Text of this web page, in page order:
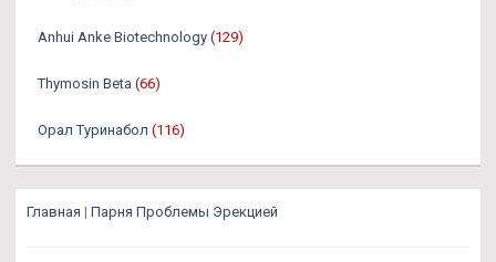
Anhui Anke Biotechnology (129)
Thymosin Beta (66)
Орал Туринабол (116)
Главная | Парня Проблемы Эрекцией